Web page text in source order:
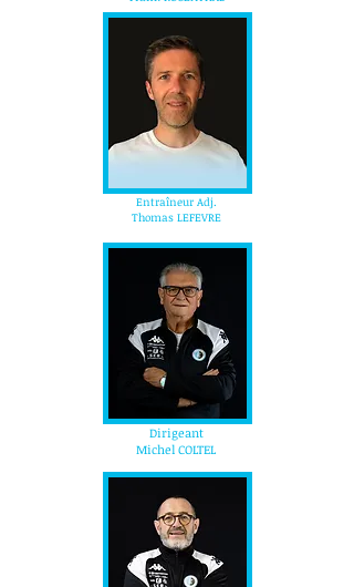
Entraîneur Adj.
Thomas LEFEVRE
Dirigeant
Michel COLTEL